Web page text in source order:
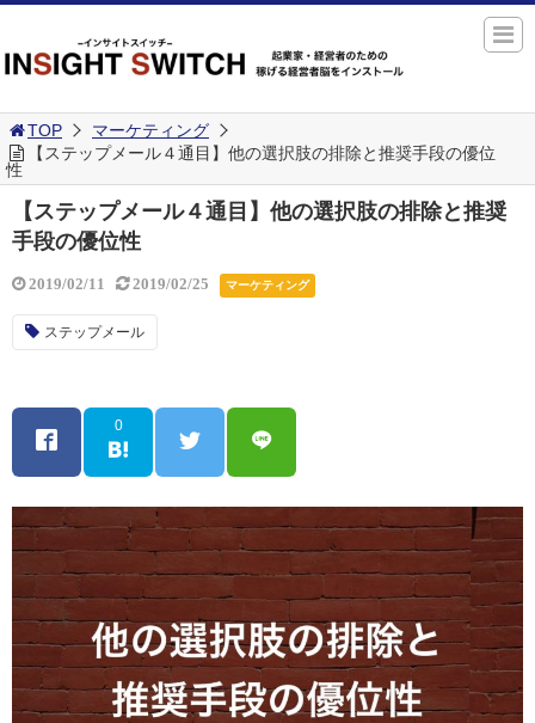
TOP
マーケティング
【ステップメール４通目】他の選択肢の排除と推奨手段の優位
性
【ステップメール４通目】他の選択肢の排除と推奨
手段の優位性
2019/02/11 2019/02/25 マーケティング
ステップメール
0